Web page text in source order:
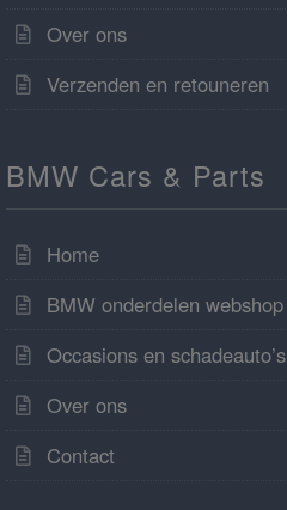
Over ons
Verzenden en retouneren
BMW Cars & Parts
Home
BMW onderdelen webshop
Occasions en schadeauto’s
Over ons
Contact